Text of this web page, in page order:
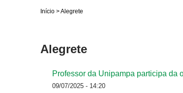
Início >Alegrete
Alegrete
Professor da Unipampa participa da
09/07/2025 - 14:20